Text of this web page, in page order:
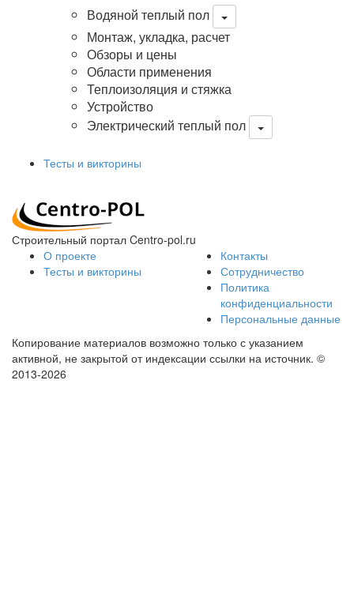
Водяной теплый пол
Монтаж, укладка, расчет
Обзоры и цены
Области применения
Теплоизоляция и стяжка
Устройство
Электрический теплый пол
Тесты и викторины
Строительный портал Centro-pol.ru
О проекте
Тесты и викторины
Контакты
Сотрудничество
Политика
конфиденциальности
Персональные данные
Копирование материалов возможно только с указанием
активной, не закрытой от индексации ссылки на источник. ©
2013-2026